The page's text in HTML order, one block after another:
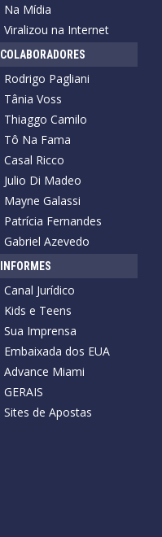
Na Mídia
Viralizou na Internet
COLABORADORES
Rodrigo Pagliani
Tânia Voss
Thiaggo Camilo
Tô Na Fama
Casal Ricco
Julio Di Madeo
Mayne Galassi
Patrícia Fernandes
Gabriel Azevedo
INFORMES
Canal Jurídico
Kids e Teens
Sua Imprensa
Embaixada dos EUA
Advance Miami
GERAIS
Sites de Apostas